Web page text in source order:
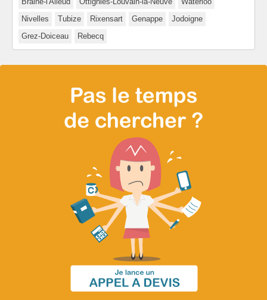
Nivelles
Tubize Rixensart Genappe
Jodoigne
Grez-Doiceau
Rebecq